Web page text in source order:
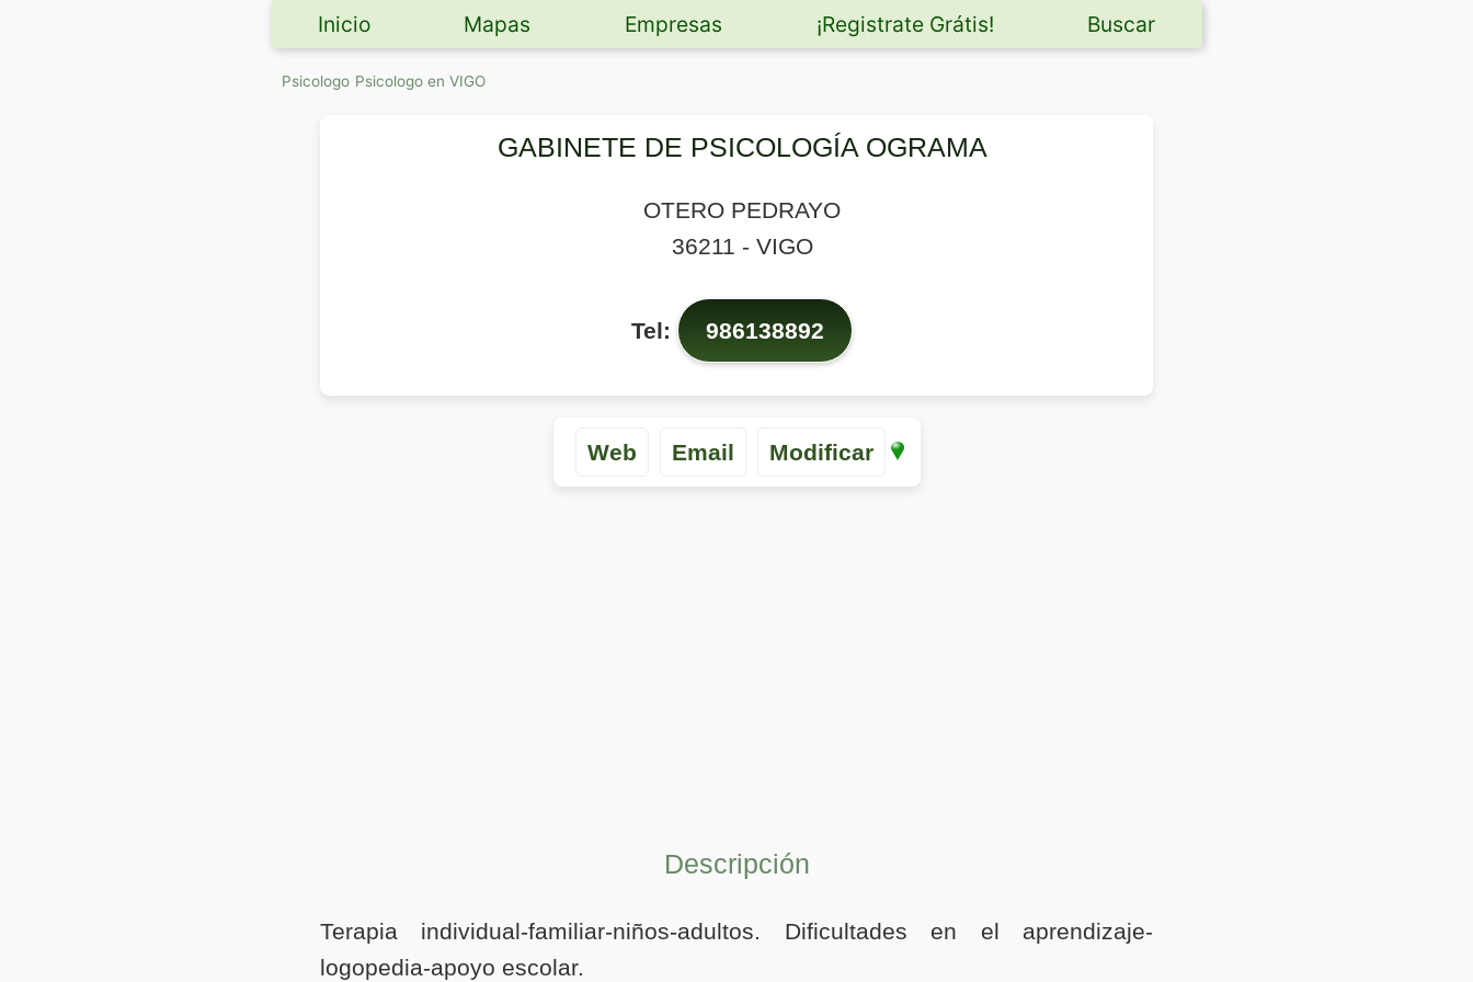
Inicio Mapas Empresas ¡Registrate Grátis! Buscar
Psicologo Psicologo en VIGO
GABINETE DE PSICOLOGÍA OGRAMA
OTERO PEDRAYO
36211 - VIGO
Tel: 986138892
Web Email Modificar
Descripción
Terapia individual-familiar-niños-adultos. Dificultades en el aprendizaje-
logopedia-apoyo escolar.